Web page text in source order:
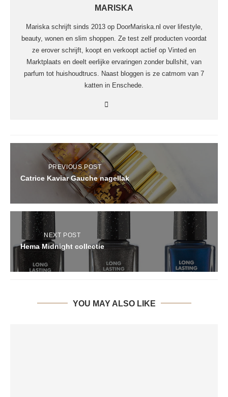
MARISKA
Mariska schrijft sinds 2013 op DoorMariska.nl over lifestyle,
beauty, wonen en slim shoppen. Ze test zelf producten voordat
ze erover schrijft, koopt en verkoopt actief op Vinted en
Marktplaats en deelt eerlijke ervaringen zonder bullshit, van
parfum tot huishoudtrucs. Naast bloggen is ze catmom van 7
katten in Enschede.
PREVIOUS POST
Catrice Kaviar Gauche nagellak
NEXT POST
Hema Midnight collectie
YOU MAY ALSO LIKE